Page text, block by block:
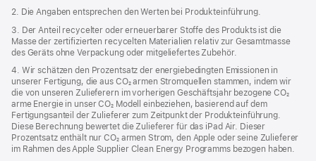
2. Die Angaben entsprechen den Werten bei Produkteinführung.
3. Der Anteil recycelter oder erneuerbarer Stoffe des Produkts ist die
Masse der zertifizierten recycelten Materialien relativ zur Gesamtmasse
des Geräts ohne Verpackung oder mitgeliefertes Zubehör.
4. Wir schätzen den Prozentsatz der energiebedingten Emissionen in
unserer Fertigung, die aus CO₂ armen Stromquellen stammen, indem wir
die von unseren Zulieferern im vorherigen Geschäftsjahr bezogene CO₂
arme Energie in unser CO₂ Modell einbeziehen, basierend auf dem
Fertigungsanteil der Zulieferer zum Zeitpunkt der Produkt­einführung.
Diese Berechnung bewertet die Zulieferer für das iPad Air. Dieser
Prozentsatz enthält nur CO₂ armen Strom, den Apple oder seine Zulieferer
im Rahmen des Apple Supplier Clean Energy Programms bezogen haben.